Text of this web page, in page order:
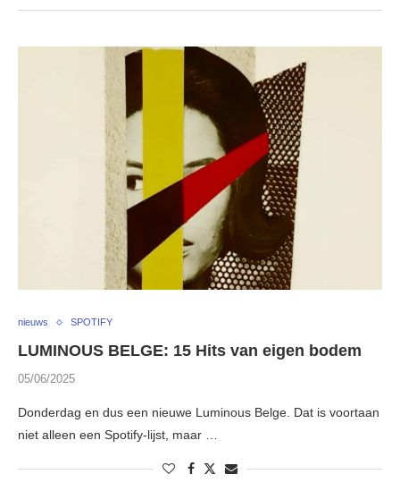
nieuws SPOTIFY
LUMINOUS BELGE: 15 Hits van eigen bodem
05/06/2025
Donderdag en dus een nieuwe Luminous Belge. Dat is voortaan
niet alleen een Spotify-lijst, maar …